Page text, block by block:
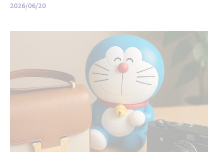
2026/06/20